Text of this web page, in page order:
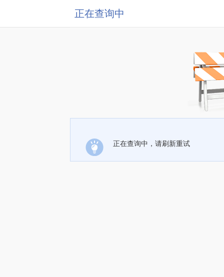
正在查询中
正在查询中，请刷新重试